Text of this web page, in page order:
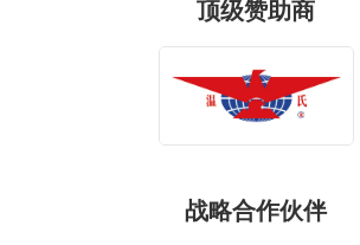
顶级赞助商
战略合作伙伴